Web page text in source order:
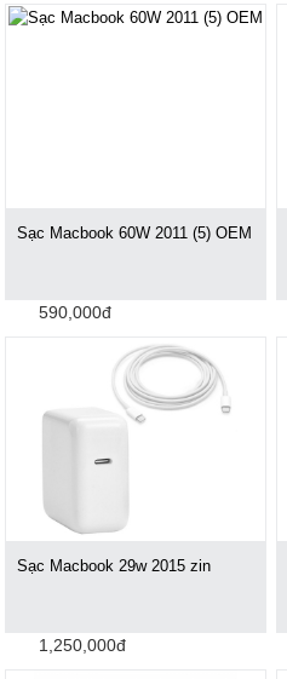
Sạc Macbook 60W 2011 (5) OEM
590,000đ
Sạc Macbook 29w 2015 zin
1,250,000đ